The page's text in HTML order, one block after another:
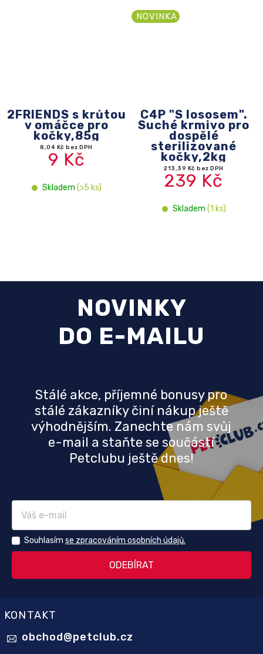
2FRIENDS s krůtou
v omáčce pro
kočky,85g
8,04 Kč bez DPH
9 Kč
Skladem (>5 ks)
NOVINKA
C4P "S lososem".
Suché krmivo pro
dospělé
sterilizované
kočky,2kg
213,39 Kč bez DPH
239 Kč
Skladem (1 ks)
NOVINKY
DO E-MAILU
Stálé akce, příjemné bonusy pro
stálé zákazníky činí nákup ještě
výhodnějším. Zanechte nám svůj
e-mail a staňte se součástí
Petclubu ještě dnes!
Souhlasím se zpracováním osobních údajů.
KONTAKT
obchod@petclub.cz